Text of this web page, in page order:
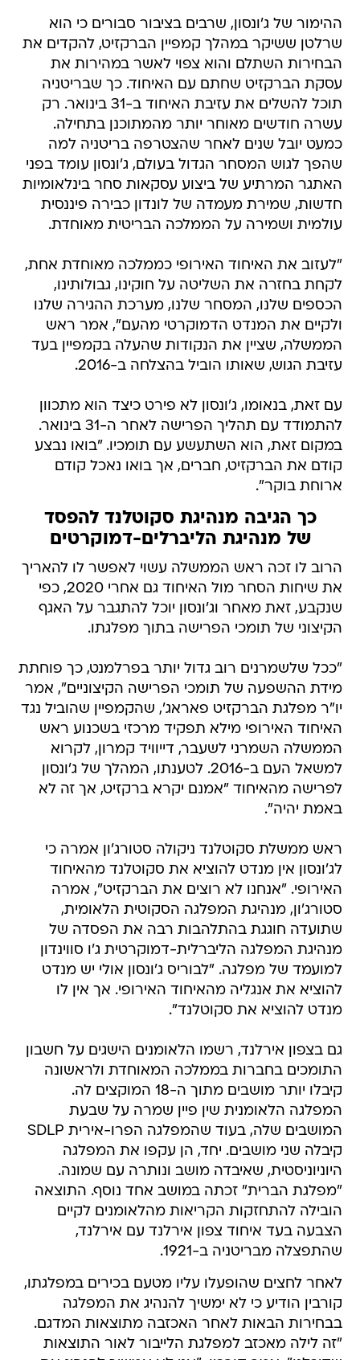
ההימור של ג'ונסון, שרבים בציבור סבורים כי הוא
שרלטן ששיקר במהלך קמפיין הברקזיט, להקדים את
הבחירות השתלם והוא צפוי לאשר במהירות את
עסקת הברקזיט שחתם עם האיחוד. כך שבריטניה
תוכל להשלים את עזיבת האיחוד ב-31 בינואר. רק
עשרה חודשים מאוחר יותר מהמתוכנן בתחילה.
כמעט יובל שנים לאחר שהצטרפה בריטניה למה
שהפך לגוש המסחר הגדול בעולם, ג'ונסון עומד בפני
האתגר המרתיע של ביצוע עסקאות סחר בינלאומיות
חדשות, שמירת מעמדה של לונדון כבירה פיננסית
עולמית ושמירה על הממלכה הבריטית מאוחדת.
"לעזוב את האיחוד האירופי כממלכה מאוחדת אחת,
לקחת בחזרה את השליטה על חוקינו, גבולותינו,
הכספים שלנו, המסחר שלנו, מערכת ההגירה שלנו
ולקיים את המנדט הדמוקרטי מהעם", אמר ראש
הממשלה, שציין את הנקודות שהעלה בקמפיין בעד
עזיבת הגוש, שאותו הוביל בהצלחה ב-2016.
עם זאת, בנאומו, ג'ונסון לא פירט כיצד הוא מתכוון
להתמודד עם תהליך הפרישה לאחר ה-31 בינואר.
במקום זאת, הוא השתעשע עם תומכיו. "בואו נבצע
קודם את הברקזיט, חברים, אך בואו נאכל קודם
ארוחת בוקר".
כך הגיבה מנהיגת סקוטלנד להפסד
של מנהיגת הליברלים-דמוקרטים
הרוב לו זכה ראש הממשלה עשוי לאפשר לו להאריך
את שיחות הסחר מול האיחוד גם אחרי 2020, כפי
שנקבע, זאת מאחר וג'ונסון יוכל להתגבר על האגף
הקיצוני של תומכי הפרישה בתוך מפלגתו.
"ככל שלשמרנים רוב גדול יותר בפרלמנט, כך פוחתת
מידת ההשפעה של תומכי הפרישה הקיצוניים", אמר
יו"ר מפלגת הברקזיט פאראג', שהקמפיין שהוביל נגד
האיחוד האירופי מילא תפקיד מרכזי בשכנוע ראש
הממשלה השמרני לשעבר, דייוויד קמרון, לקרוא
למשאל העם ב-2016. לטענתו, המהלך של ג'ונסון
לפרישה מהאיחוד "אמנם יקרא ברקזיט, אך זה לא
באמת יהיה".
ראש ממשלת סקוטלנד ניקולה סטורג'ון אמרה כי
לג'ונסון אין מנדט להוציא את סקוטלנד מהאיחוד
האירופי. "אנחנו לא רוצים את הברקזיט", אמרה
סטורג'ון, מנהיגת המפלגה הסקוטית הלאומית,
שתועדה חוגגת בהתלהבות רבה את הפסדה של
מנהיגת המפלגה הליברלית-דמוקרטית ג'ו סווינדון
למועמד של מפלגה. "לבוריס ג'ונסון אולי יש מנדט
להוציא את אנגליה מהאיחוד האירופי. אך אין לו
מנדט להוציא את סקוטלנד".
גם בצפון אירלנד, רשמו הלאומנים הישגים על חשבון
התומכים בחברות בממלכה המאוחדת ולראשונה
קיבלו יותר מושבים מתוך ה-18 המוקצים לה.
המפלגה הלאומנית שין פיין שמרה על שבעת
המושבים שלה, בעוד שהמפלגה הפרו-אירית SDLP
קיבלה שני מושבים. יחד, הן עקפו את המפלגה
היוניוניסטית, שאיבדה מושב ונותרה עם שמונה.
"מפלגת הברית" זכתה במושב אחד נוסף. התוצאה
הובילה להתחזקות הקריאות מהלאומנים לקיים
הצבעה בעד איחוד צפון אירלנד עם אירלנד,
שהתפצלה מבריטניה ב-1921.
לאחר לחצים שהופעלו עליו מטעם בכירים במפלגתו,
קורבין הודיע כי לא ימשיך להנהיג את המפלגה
בבחירות הבאות לאחר האכזבה מתוצאות המדגם.
"זה לילה מאכזב למפלגת הלייבור לאור התוצאות